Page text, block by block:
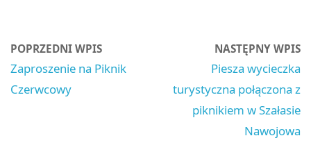
POPRZEDNI WPIS
Zaproszenie na Piknik
Czerwcowy
NASTĘPNY WPIS
Piesza wycieczka
turystyczna połączona z
piknikiem w Szałasie
Nawojowa